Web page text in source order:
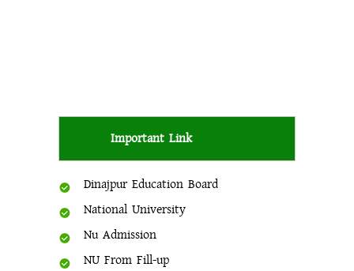
Important Link
Dinajpur Education Board
National University
Nu Admission
NU From Fill-up